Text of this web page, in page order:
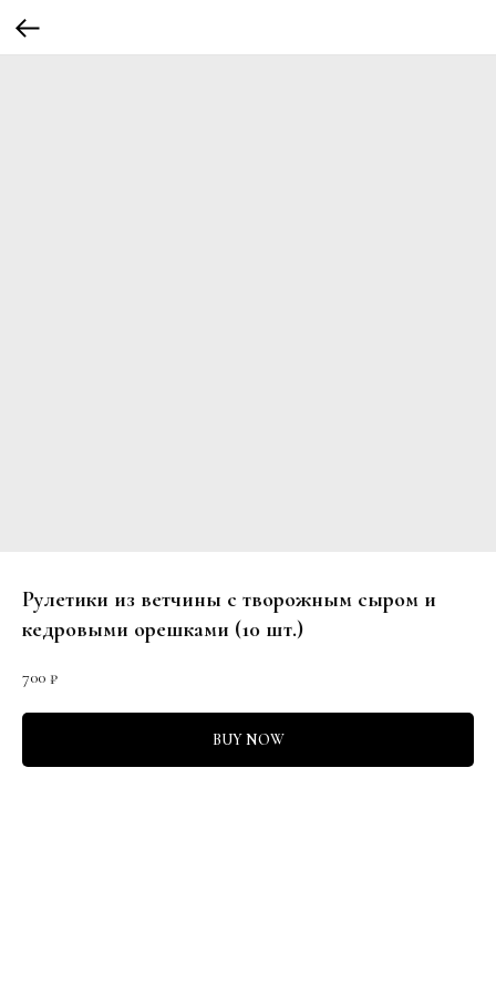
Рулетики из ветчины с творожным сыром и
кедровыми орешками (10 шт.)
700 ₽
BUY NOW